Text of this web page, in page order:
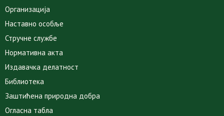
Организација
Наставно особље
Стручне службе
Нормативна акта
Издавачка делатност
Библиотека
Заштићена природна добра
Огласна табла